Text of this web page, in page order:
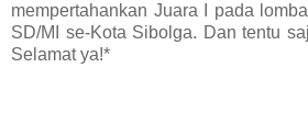
mempertahankan Juara I pada
SD/MI se-Kota Sibolga. Dan tentu
Selamat ya!*